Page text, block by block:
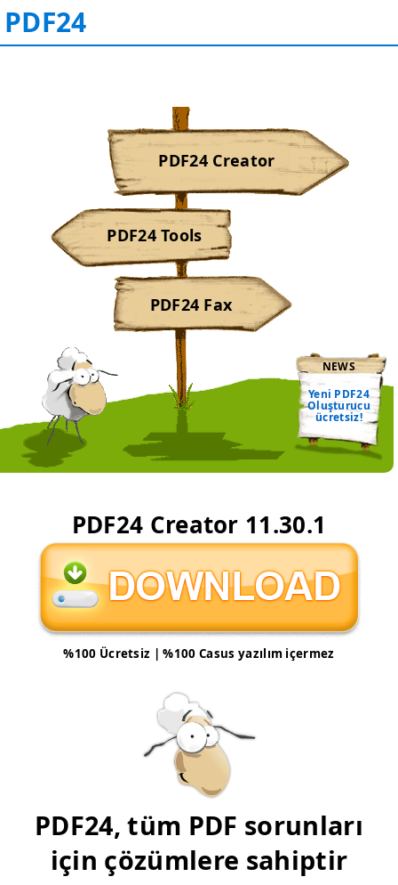
PDF24
PDF24 Creator
PDF24 Tools
PDF24 Fax
NEWS
Yeni PDF24
Oluşturucu
ücretsiz!
PDF24 Creator 11.30.1
%100 Ücretsiz | %100 Casus yazılım içermez
PDF24, tüm PDF sorunları
için çözümlere sahiptir